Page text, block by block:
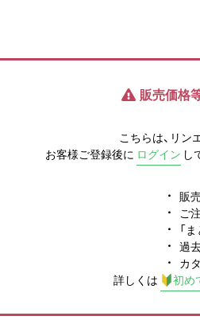
販売価格
こちらは、リン
お客様ご登録後に ログイン し
販
ご
「
過
カ
詳しくは
初め